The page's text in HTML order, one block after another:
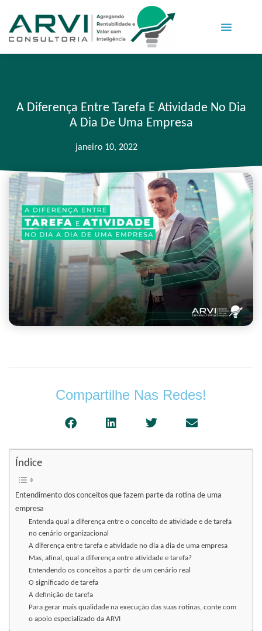
A Diferença Entre Tarefa E Atividade No Dia
A Dia De Uma Empresa
janeiro 10, 2022
Compartilhe Nas Redes!
Índice
Entendimento dos conceitos que fazem parte da rotina de uma
empresa
Entenda qual a diferença entre o conceito de atividade e de tarefa
no cenário organizacional
A diferença entre tarefa e atividade no dia a dia de uma empresa
Mas, afinal, qual a diferença entre atividade e tarefa?
Entendendo os conceitos a partir de um cenário real
O significado de tarefa
A definição de tarefa
Para gerar mais qualidade na execução das suas rotinas, conte com
o apoio especializado da ARVI